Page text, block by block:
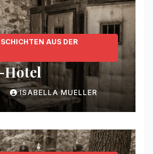
AUS DER
ISABELLA MUELLER